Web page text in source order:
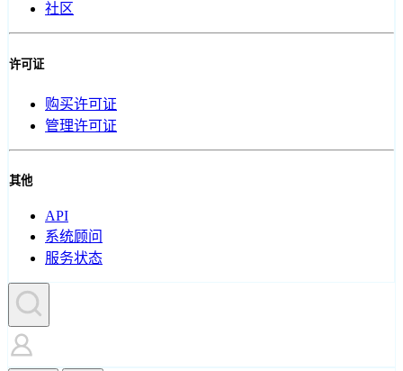
社区
许可证
购买许可证
管理许可证
其他
API
系统顾问
服务状态